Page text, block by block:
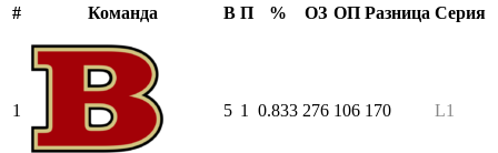
# Команда В П % ОЗ ОП Разница Серия
1 5 1 0.833 276 106 170 L1